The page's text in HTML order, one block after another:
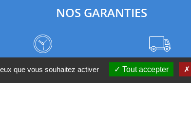
NOS GARANTIES
Frais de port à prix
que vous souhaitez activer Tout accepter